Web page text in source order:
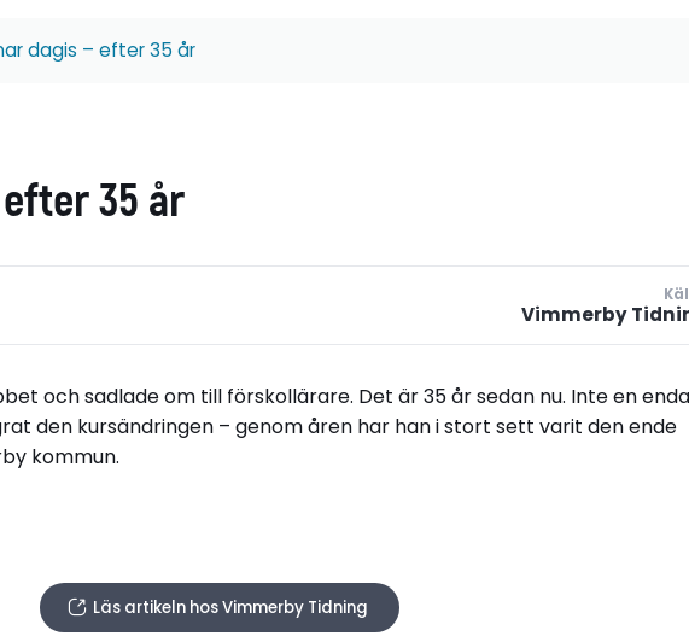
dagis – efter 35 år
35 år
Vimmerby
och sadlade om till förskollärare. Det är 35 år sedan nu. Inte en enda
den kursändringen – genom åren har han i stort sett varit den ende
kommun.
Läs artikeln hos Vimmerby Tidning